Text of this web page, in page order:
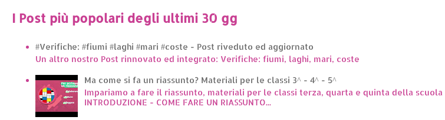
I Post più popolari degli ultimi 30 gg
#Verifiche: #fiumi #laghi #mari #coste - Post riveduto ed aggiornato
Un altro nostro Post rinnovato ed integrato: Verifiche: fiumi, laghi, mari, coste
Ma come si fa un riassunto? Materiali per le classi 3^ - 4^ - 5^
Impariamo a fare il riassunto, materiali per le classi terza, quarta e quinta della scuola
INTRODUZIONE - COME FARE UN RIASSUNTO...